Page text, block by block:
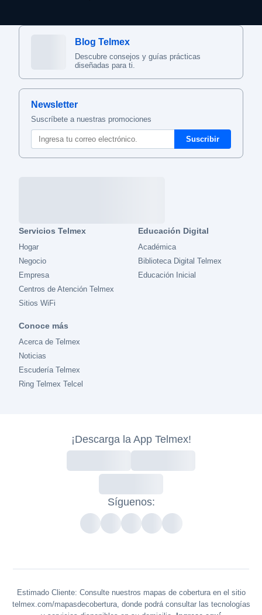
Blog Telmex
Descubre consejos y guías prácticas
diseñadas para ti.
Newsletter
Suscríbete a nuestras promociones
Servicios Telmex
Hogar
Negocio
Empresa
Centros de Atención Telmex
Sitios WiFi
Educación Digital
Académica
Biblioteca Digital Telmex
Educación Inicial
Conoce más
Acerca de Telmex
Noticias
Escudería Telmex
Ring Telmex Telcel
¡Descarga la App Telmex!
Síguenos:
Estimado Cliente: Consulte nuestros mapas de cobertura en el sitio
telmex.com/mapasdecobertura, donde podrá consultar las tecnologías